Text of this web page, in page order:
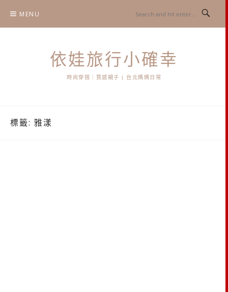
content
MENU
依娃旅行小確幸
時尚穿搭｜質感親子 | 台北媽媽日常
標籤: 雅漾